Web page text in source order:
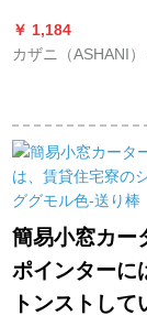
￥ 1,184
カザニ（ASHANI）
式ビエング寝室茶
ヨガムオーオーオ
オーストリア花舞
蝶优雅小森系図B
0025-森系花卉纱/
カーン
簡易小窓カー
ポインターに
トンストし